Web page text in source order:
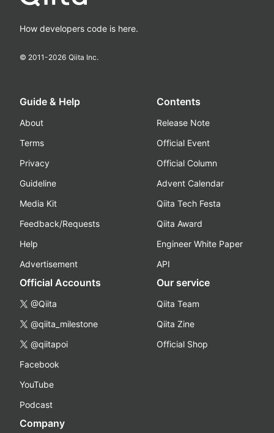
How developers code is here.
© 2011-2026 Qiita Inc.
Guide & Help
About
Terms
Privacy
Guideline
Media Kit
Feedback/Requests
Help
Advertisement
Contents
Release Note
Official Event
Official Column
Advent Calendar
Qiita Tech Festa
Qiita Award
Engineer White Paper
API
Official Accounts
@Qiita
@qiita_milestone
@qiitapoi
Facebook
YouTube
Podcast
Our service
Qiita Team
Qiita Zine
Official Shop
Company